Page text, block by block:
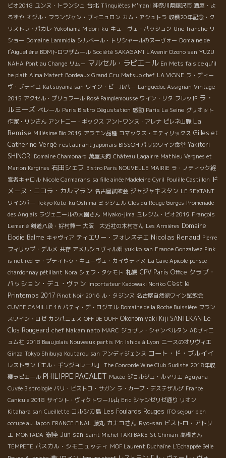
ビオ2018 ユンヌ・トランシュ 台北 T'inquiètes M'man! 神奈川県藤沢市 酒屋・よ
ろずや オジル・フランジャン・ヴィニュロン カム・アシュトラ 収穫20年記念・ク
リストフ・パカレ Yokohama Midori-ku キューヴェ・パッション Une Tranche リ
ショー Domaine Lammidia シルベール・トリシャールのヌーヴォー Domaine de
l’Aiguelière BOMトロワザムール Société SAKAGAMI L'Avenir Ozono san YUZU
NAHA Pont au Change リムー マルセル・ラピエ－ル En Mets fais ce qu'il
te plait Alma Matert Bordeaux Grand Cru Matsuo chef LA VIGNE ラ・ディー
ヴ・ブテイユ Katsuyama san ワイン・ビールバー Languedoc Assignan Vintage
2015 アクセル・プリュフール Rosé Pamplemousse ワイン・リタ フレッド ラ・
ルミーズ ベレール Paris Bistro Dégustation 感動 Paris La Seine グリオット
作家・リンさん アントニー・ギックス アントワンヌ・アレナ ピレネ山脈 La
Remise Millésime Bio 2019 アラモン品種 コマックス・エティリックス Gilles et
Catherine Vergé restaurant japonais BISSOH パリのワイン食堂 Yakitori
SHINORI Domaine Chamonard 萬屋天狗 Château Lagairre Mathieu Vergnes et
Marion Kergines 石田シェフ Bistro Paris NOUVELLE MAIRIE ラ・ノティック経
営者キャロル Nicole Carmarans sa fille ainée Madeleine Cyril Poulille Castillon ド
メーヌ・ニコラ・カルマラン 名古屋試飲会 ジャジャキスタン LE SEXTANT
ワインバー Tokyo Koto-ku Oshima ミッシェル Clos du Rouge Gorges Promenade
des Anglais ラヴェニールの大園さん Miyako-jima ミレジム・ビオ2019 François
Lemarié 剣道八段・好村兼一 大阪 大近社の木村さん Les Armières Domaine
Elodie Balme キャヴィア ティエリー・フォレスチエ Nicolas Renaud Pierre
フィリップ・デルメ 共存 アメルシュヴィル畑 yukiko san France Gonzalvez Pink
is not red ラ・プティトゥ・キューヴェ・カイウティヌ La Cave Apicole pensee
chardonnay pétillant Nora シェフ・タケモト 札幌 CPV Paris Office クラブ・
パッション・デュ・ヴァン Importateur Kadowaki Noriko C'est le
Printemps 2017 Pinot Noir 2016 ル・タジンヌ 名古屋自然派ワイン試飲会
CUVEE CAMILLE 16 パティ・デ・ロジエル Domaine de la Roche Buissière フラン
スワイン・ロゼ カンパニェス OFF DE OUFF Okonomiyaki Kiji SANTEKAN Le
Clos Rougeard chef Nakaminato MARC ジュヴレ・シャンべルタン ADヴィニ
ュム社 2018 Beaujolais Nouveaux partis Mr. Ishida à Lyon ニースのオリヴィエ
Ginza Tokyo Shibuya Koutarou san アンディジェンヌ コート・ド・ブルイイ
レストラン「エル・ギンジョレール」 The Concorde Wine Club Sudiste 2018年収
穫ラピエール PHILIPPE PACALET Macéo ジョルジュ・ルマリエ Aguyana
Cuvée Bistrologie パリ・ビストロ・サガン ラ・カーブ・デステザルグ France
Canicule 2018 サイント・ヴィクトワール山 Eric シャンゼリゼ通り リオン
Kitahara san Cueillette コルシカ島 Les Foulards Rouges ITO sejour bien
occupe au Japon FRANCE FINAL 藤丸 カナコさん Ryo-san ビストロ・アトリ
エ MONTADA 銀座 Jun san Saint Michel TAKI BAKE St Chinian 高橋さん
TEMPETE パスカル・シモニュッティ MOF Laurent Duchaîne L'Echappée Belle